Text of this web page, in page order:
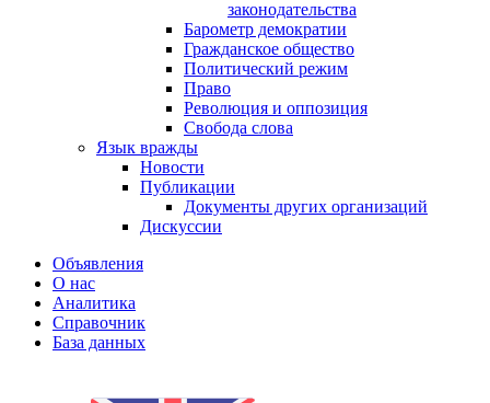
законодательства
Барометр демократии
Гражданское общество
Политический режим
Право
Революция и оппозиция
Свобода слова
Язык вражды
Новости
Публикации
Документы других организаций
Дискуссии
Объявления
О нас
Аналитика
Справочник
База данных